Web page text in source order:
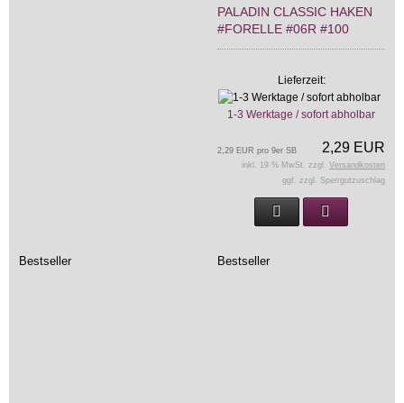
PALADIN CLASSIC HAKEN
#FORELLE #06R #100
Lieferzeit:
1-3 Werktage / sofort abholbar
2,29 EUR
2,29 EUR pro 9er SB
inkl. 19 % MwSt. zzgl. Versandkosten
ggf. zzgl. Sperrgutzuschlag
Bestseller Bestseller